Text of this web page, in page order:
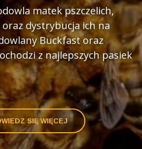
matek pszczelich,
dystrybucja ich na
Buckfast oraz
z najlepszych pasiek
SIĘ WIĘCEJ